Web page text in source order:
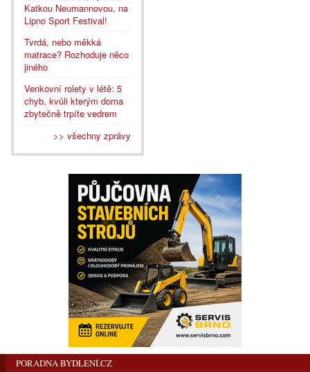
Katkou Neumannovou, na
Lipno Sport Festival!
Tvrdá, nebo měkká
matrace? Rozhoduje něco
jiného
Venkovní rolety v létě: 5
chyb, kvůli kterým doma
zbytečně trpíte vedrem
>> všechny zprávy
PORADNA BYDLENÍ.CZ